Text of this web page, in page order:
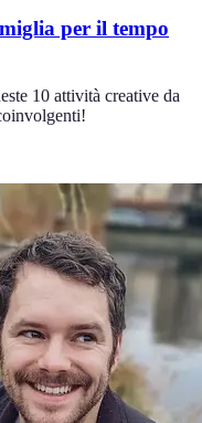
per il tempo
10 attività creative da